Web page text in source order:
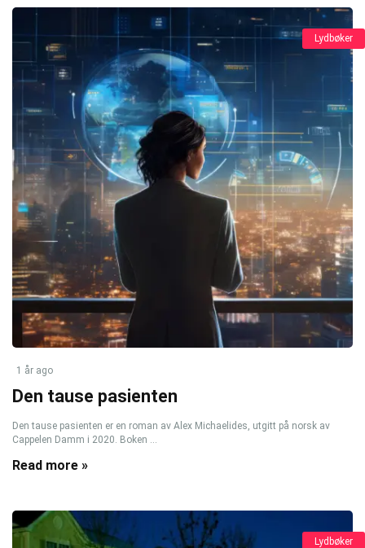
Lydbøker
1 år ago
Den tause pasienten
Den tause pasienten er en roman av Alex Michaelides, utgitt på norsk av
Cappelen Damm i 2020. Boken ...
Read more »
Lydbøker